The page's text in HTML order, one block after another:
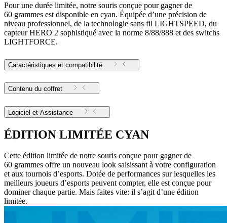
Pour une durée limitée, notre souris conçue pour gagner de
60 grammes est disponible en cyan. Équipée d’une précision de
niveau professionnel, de la technologie sans fil LIGHTSPEED, du
capteur HERO 2 sophistiqué avec la norme 8/88/888 et des switchs
LIGHTFORCE.
Caractéristiques et compatibilité
Contenu du coffret
Logiciel et Assistance
ÉDITION LIMITÉE CYAN
Cette édition limitée de notre souris conçue pour gagner de
60 grammes offre un nouveau look saisissant à votre configuration
et aux tournois d’esports. Dotée de performances sur lesquelles les
meilleurs joueurs d’esports peuvent compter, elle est conçue pour
dominer chaque partie. Mais faites vite: il s’agit d’une édition
limitée.